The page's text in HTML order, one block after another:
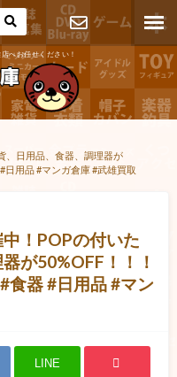
へお任せください！
お問い合わ
せ
日用品、食器、調理器が
用品 #マンガ倉庫 #武雄買取
！POPの付いた
が50%OFF！！！
器 #日用品 #マン
LINE